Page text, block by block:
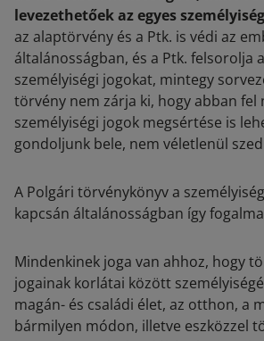
levezethetőek az egyes
az alaptörvény és a Ptk. is védi az
általánosságban, és a Ptk. felsorolja
személyiségi jogokat, mintegy
törvény nem zárja ki, hogy abban fel
személyiségi jogok megsértése is
gondoljunk bele, nem véletlenül
A Polgári törvénykönyv a
kapcsán általánosságban így
Mindenkinek joga van ahhoz, hogy
jogainak korlátai között
magán- és családi élet, az otthon, a
bármilyen módon, illetve eszközzel